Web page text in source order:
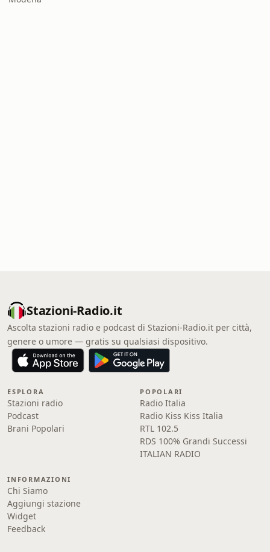
Stazioni-Radio.it
Ascolta stazioni radio e podcast di Stazioni-Radio.it per città,
genere o umore — gratis su qualsiasi dispositivo.
ESPLORA
Stazioni radio
Podcast
Brani Popolari
POPOLARI
Radio Italia
Radio Kiss Kiss Italia
RTL 102.5
RDS 100% Grandi Successi
ITALIAN RADIO
INFORMAZIONI
Chi Siamo
Aggiungi stazione
Widget
Feedback